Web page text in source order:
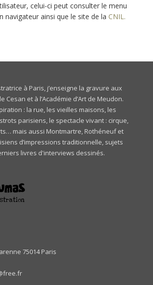
celui-ci peut consulter le menu
navigateur ainsi que le site de la CNIL.
à Paris, j’enseigne la gravure aux
Cesan et à l’Académie d’Art de Meudon.
: la rue, les vieilles maisons, les
parisiens, le spectacle vivant : cirque,
mais aussi Montmartre, Rothéneuf et
d’impressions traditionnelle, sujets
livres d'interviews dessinés.
75014 Paris